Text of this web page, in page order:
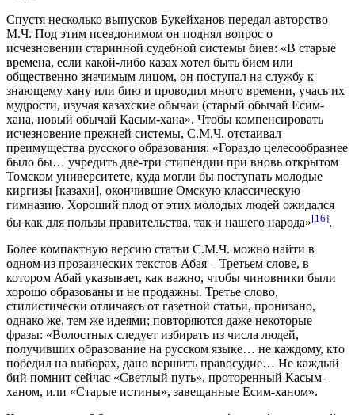
Спустя несколько выпусков Букейханов передал авторство
М.Ч. Под этим псевдонимом он поднял вопрос о
исчезновении старинной судебной системы биев: «В старые
времена, если какой-либо казах хотел быть бием или
общественно значимым лицом, он поступал на службу к
знающему хану или бию и проводил много времени, учась их
мудрости, изучая казахские обычаи (старый обычай Есим-
хана, новый обычай Касым-хана». Чтобы компенсировать
исчезновение прежней системы, С.М.Ч. отстаивал
преимущества русского образования: «Гораздо целесообразнее
было бы… учредить две-три стипендии при вновь открытом
Томском университете, куда могли бы поступать молодые
киргизы [казахи], окончившие Омскую классическую
гимназию. Хороший плод от этих молодых людей ожидался
бы как для пользы правительства, так и нашего народа»[16].
Более компактную версию статьи С.М.Ч. можно найти в
одном из прозаических текстов Абая – Третьем слове, в
котором Абай указывает, как важно, чтобы чиновники были
хорошо образованы и не продажны. Третье слово,
стилистически отличаясь от газетной статьи, пронизано,
однако же, тем же идеями; повторяются даже некоторые
фразы: «Волостных следует изби­рать из числа людей,
получивших образование на русском языке… не каждому, кто
победил на выборах, дано вершить пра­восудие… Не каждый
бий помнит сейчас «Светлый путь», проторенный Касым-
ханом, или «Старые ис­тины», завещанные Есим-ханом».